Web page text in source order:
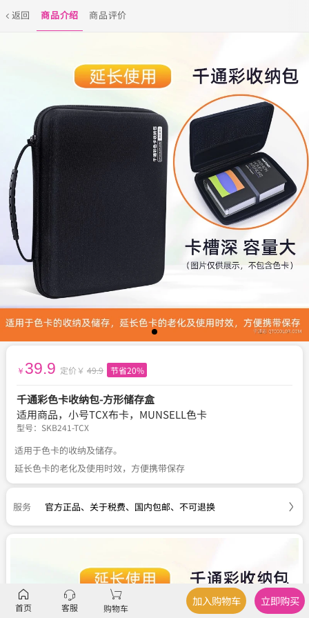
返回 商品介绍 商品评价
￥ 39.9 定价￥ 49.9 节省20%
千通彩色卡收纳包-方形储存盒
适用商品，小号TCX布卡，MUNSELL色卡
型号： SKB241-TCX
适用于色卡的收纳及储存。
延长色卡的老化及使用时效，方便携带保存
服务 官方正品、 关于税费、 国内包邮、 不可退换
首页 客服 购物车
加入购物车 立即购买